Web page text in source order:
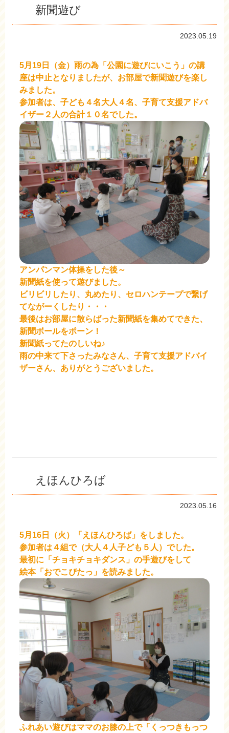
新聞遊び
2023.05.19
5月19日（金）雨の為「公園に遊びにいこう」の講
座は中止となりましたが、お部屋で新聞遊びを楽し
みました。
参加者は、子ども４名大人４名、子育て支援アドバ
イザー２人の合計１０名でした。
アンパンマン体操をした後～
新聞紙を使って遊びました。
ビリビリしたり、丸めたり、セロハンテープで繋げ
てながーくしたり・・・
最後はお部屋に散らばった新聞紙を集めてできた、
新聞ボールをポーン！
新聞紙ってたのしいね♪
雨の中来て下さったみなさん、子育て支援アドバイ
ザーさん、ありがとうございました。
えほんひろば
2023.05.16
5月16日（火）「えほんひろば」をしました。
参加者は４組で（大人４人子ども５人）でした。
最初に「チョキチョキダンス」の手遊びをして
絵本「おでこぴたっ」を読みました。
ふれあい遊びはママのお膝の上で「くっつきもっつ